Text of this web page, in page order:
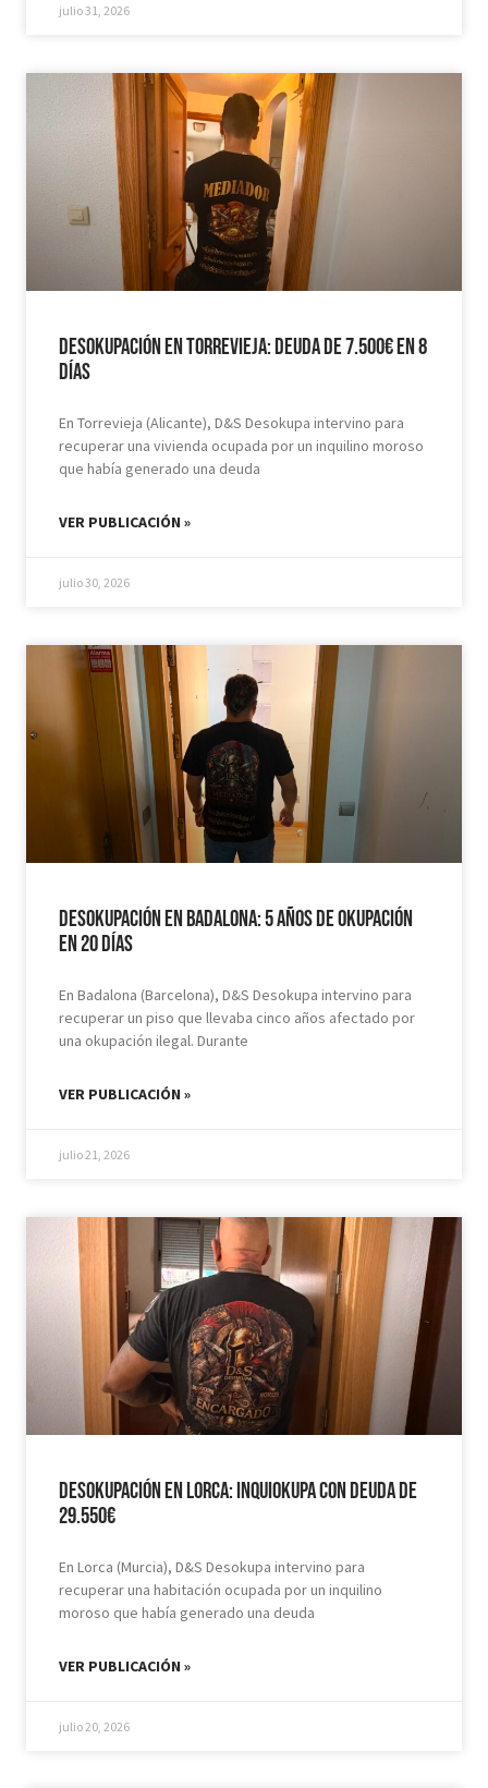
julio 31, 2026
Desokupación en Torrevieja: Deuda de 7.500€ en 8
días
En Torrevieja (Alicante), D&S Desokupa intervino para
recuperar una vivienda ocupada por un inquilino moroso
que había generado una deuda
VER PUBLICACIÓN »
julio 30, 2026
Desokupación en Badalona: 5 años de Okupación
en 20 días
En Badalona (Barcelona), D&S Desokupa intervino para
recuperar un piso que llevaba cinco años afectado por
una okupación ilegal. Durante
VER PUBLICACIÓN »
julio 21, 2026
Desokupación en Lorca: Inquiokupa con Deuda de
29.550€
En Lorca (Murcia), D&S Desokupa intervino para
recuperar una habitación ocupada por un inquilino
moroso que había generado una deuda
VER PUBLICACIÓN »
julio 20, 2026